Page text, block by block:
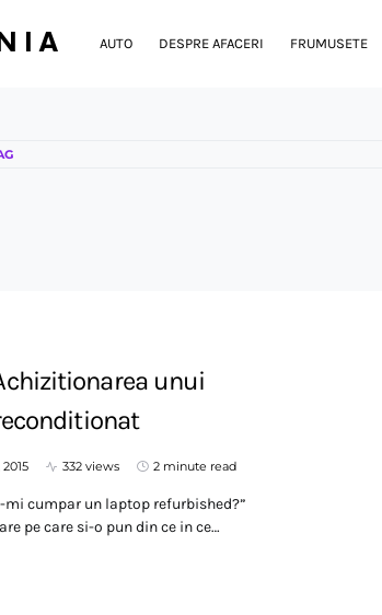
AUTO DESPRE AFACERI FRUMUSETE
unui
332 views 2 minute read
mi cumpar un laptop refurbished?”
pe care si-o pun din ce in ce…